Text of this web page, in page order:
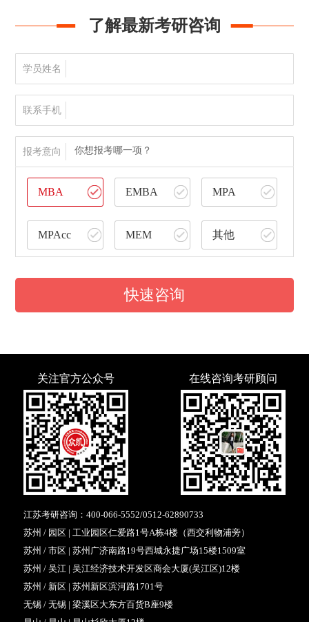
了解最新考研咨询
学员姓名
联系手机
报考意向 你想报考哪一项？
MBA EMBA MPA
MPAcc MEM 其他
快速咨询
关注官方公众号 在线咨询考研顾问
江苏考研咨询： 400-066-5552/0512-62890733
苏州 / 园区 | 工业园区仁爱路1号A栋4楼（西交利物浦旁）
苏州 / 市区 | 苏州广济南路19号西城永捷广场15楼1509室
苏州 / 吴江 | 吴江经济技术开发区商会大厦(吴江区)12楼
苏州 / 新区 | 苏州新区滨河路1701号
无锡 / 无锡 | 梁溪区大东方百货B座9楼